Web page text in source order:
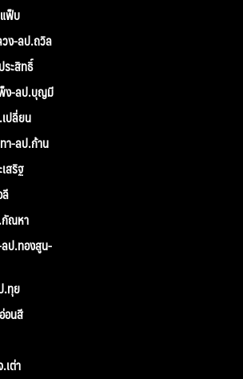
ฟ็บ
ง-ลป.ถวิล
ะสิทธิ์
ง-ลป.บุญมี
ปลี่ยน
า-ลป.ก้าน
สริฐ
ณหา
ป.ทองสูน-
.ทุย
อนสี
ต่า